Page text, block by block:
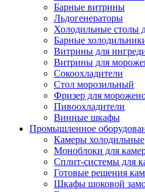
Барные витрины
Льдогенераторы
Холодильные столы
Барные
Витрины для
Витрины для
Сокоохладители
Стол морозильный
Фризер для
Пивоохладители
Винные шкафы
Промышленное
Камеры холодильные
Моноблоки для
Сплит-системы для
Готовые решения
Шкафы шоковой